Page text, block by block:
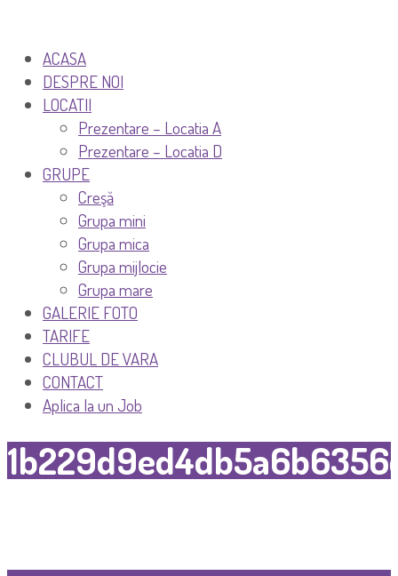
ACASA
DESPRE NOI
LOCATII
Prezentare – Locatia A
Prezentare – Locatia D
GRUPE
Creşă
Grupa mini
Grupa mica
Grupa mijlocie
Grupa mare
GALERIE FOTO
TARIFE
CLUBUL DE VARA
CONTACT
Aplica la un Job